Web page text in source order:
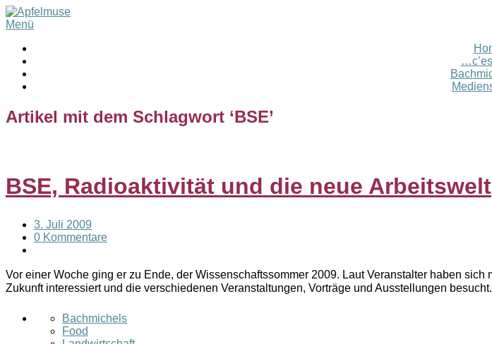
Menü
Artikel mit dem Schlagwort ‘BSE’
BSE, Radioaktivität und die neue Arbeitswelt
3. Juli 2009
0 Kommentare
Vor einer Woche ging er zu Ende, der Wissenschaftssommer 2009. Laut Veranstalter haben
Zukunft interessiert und die verschiedenen Veranstaltungen, Vorträge und Ausstellungen
Bachmichels
Food